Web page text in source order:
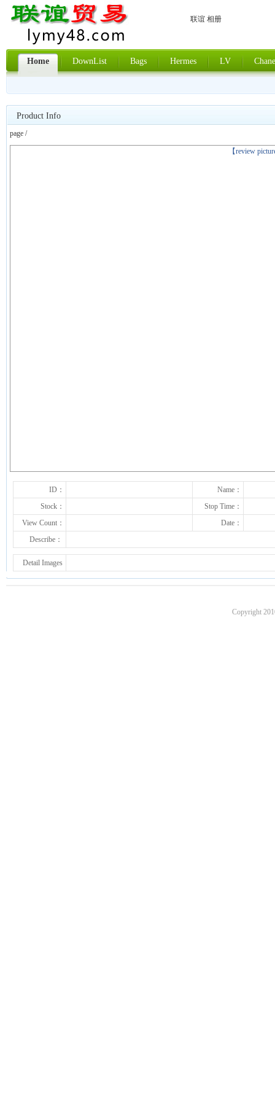
联谊 相册
Home DownList Bags Hermes LV
Product Info
page /
【review
上一张
ID：
Name：
Stock：
Stop Time：
View Count：
Date：
Describe：
Detail Images
Copyright